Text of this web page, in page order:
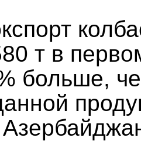
т в
больше,